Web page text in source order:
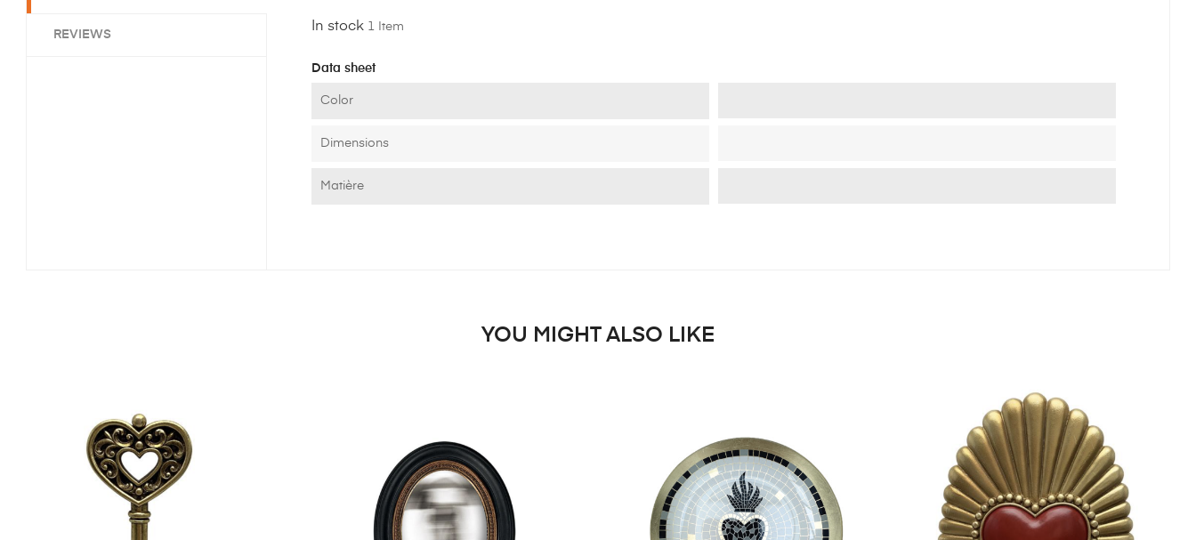
REVIEWS
In stock 1 Item
Data sheet
Color
Dimensions
Matière
YOU MIGHT ALSO LIKE